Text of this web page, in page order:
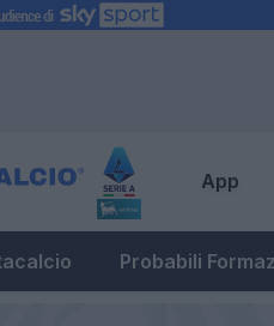
App
Probabili